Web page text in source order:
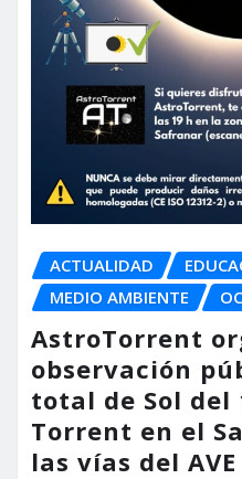
ACTUALIDAD
MEDIO AMBIENTE
AstroTorrent
observación
total de Sol del
Torrent en el
las vías del AVE